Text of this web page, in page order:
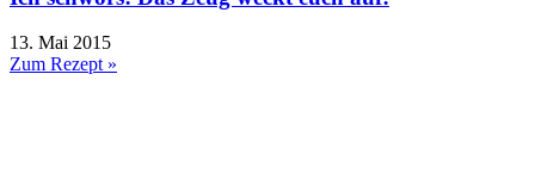
13. Mai 2015
Zum Rezept »